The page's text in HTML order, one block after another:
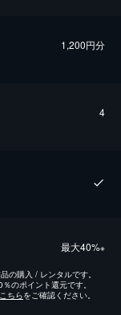
1,200円分
4
最⼤40%※
の購入 / レンタルです。
のポイント還元です。
こちらをご確認ください。